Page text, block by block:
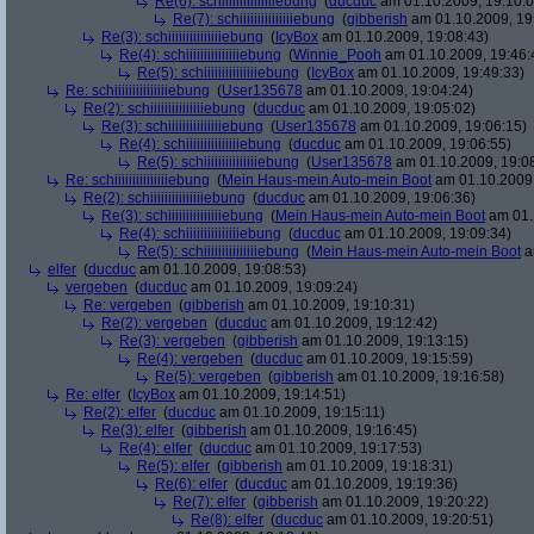
Re(7): schiiiiiiiiiiiiiiiebung (gibberish am 01.10.2009,
Re(3): schiiiiiiiiiiiiiiiebung ( IcyBox am 01.10.2009, 19:08:43)
Re(4): schiiiiiiiiiiiiiiiebung (Winnie_Pooh am 01.10.2009,
Re(5): schiiiiiiiiiiiiiiiebung ( IcyBox am 01.10.2009, 19:49:33)
Re: schiiiiiiiiiiiiiiiebung (User135678 am 01.10.2009, 19:04:24)
Re(2): schiiiiiiiiiiiiiiiebung (ducduc am 01.10.2009, 19:05:02)
Re(3): schiiiiiiiiiiiiiiiebung (User135678 am 01.10.2009, 19:06:15)
Re(4): schiiiiiiiiiiiiiiiebung (ducduc am 01.10.2009, 19:06:55)
Re(5): schiiiiiiiiiiiiiiiebung (User135678 am 01.10.2009,
Re: schiiiiiiiiiiiiiiiebung (Mein Haus-mein Auto-mein Boot am
Re(2): schiiiiiiiiiiiiiiiebung (ducduc am 01.10.2009, 19:06:36)
Re(3): schiiiiiiiiiiiiiiiebung (Mein Haus-mein Auto-mein Boot am
Re(4): schiiiiiiiiiiiiiiiebung (ducduc am 01.10.2009, 19:09:34)
Re(5): schiiiiiiiiiiiiiiiebung (Mein Haus-mein Auto-mein Boot
elfer (ducduc am 01.10.2009, 19:08:53)
vergeben (ducduc am 01.10.2009, 19:09:24)
Re: vergeben (gibberish am 01.10.2009, 19:10:31)
Re(2): vergeben (ducduc am 01.10.2009, 19:12:42)
Re(3): vergeben (gibberish am 01.10.2009, 19:13:15)
Re(4): vergeben (ducduc am 01.10.2009, 19:15:59)
Re(5): vergeben (gibberish am 01.10.2009, 19:16:58)
Re: elfer ( IcyBox am 01.10.2009, 19:14:51)
Re(2): elfer (ducduc am 01.10.2009, 19:15:11)
Re(3): elfer (gibberish am 01.10.2009, 19:16:45)
Re(4): elfer (ducduc am 01.10.2009, 19:17:53)
Re(5): elfer (gibberish am 01.10.2009, 19:18:31)
Re(6): elfer (ducduc am 01.10.2009, 19:19:36)
Re(7): elfer (gibberish am 01.10.2009, 19:20:22)
Re(8): elfer (ducduc am 01.10.2009, 19:20:51)